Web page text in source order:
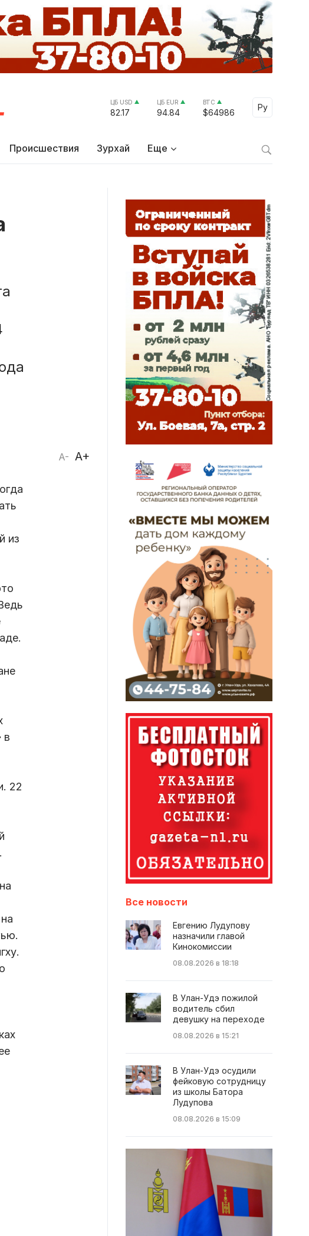
ЦБ USD
82.17
ЦБ EUR
94.84
BTC
$64986
Ру
Select
Происшествия Зурхай Еще
A- A+
из
в
22
Все новости
Евгению Лудупову
назначили главой
Кинокомиссии
08.08.2026 в 18:18
В Улан-Удэ пожилой
водитель сбил
девушку на переходе
08.08.2026 в 15:21
В Улан-Удэ осудили
фейковую сотрудницу
из школы Батора
Лудупова
08.08.2026 в 15:09